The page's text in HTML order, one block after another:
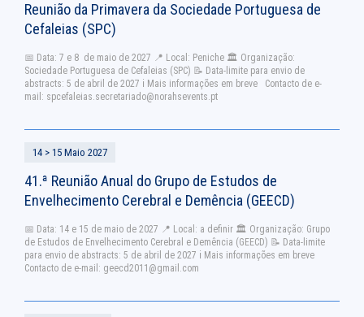
Reunião da Primavera da Sociedade Portuguesa de
Cefaleias (SPC)
📅 Data: 7 e 8 de maio de 2027 📍 Local: Peniche 🏛 Organização:
Sociedade Portuguesa de Cefaleias (SPC) 📝 Data-limite para envio de
abstracts: 5 de abril de 2027 ℹ Mais informações em breve Contacto de e-
mail: spcefaleias.secretariado@norahsevents.pt
14 > 15 Maio 2027
41.ª Reunião Anual do Grupo de Estudos de
Envelhecimento Cerebral e Demência (GEECD)
📅 Data: 14 e 15 de maio de 2027 📍 Local: a definir 🏛 Organização: Grupo
de Estudos de Envelhecimento Cerebral e Demência (GEECD) 📝 Data-limite
para envio de abstracts: 5 de abril de 2027 ℹ Mais informações em breve
Contacto de e-mail: geecd2011@gmail.com